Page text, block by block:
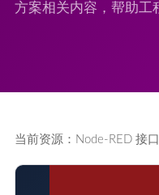
方案相关内容，帮助工
当前资源：Node-RED 接